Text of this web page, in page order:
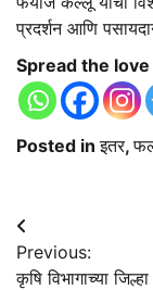
प्रदर्शन आणि
Spread the love
Posted inइतर,
Post
navigation
Previous:
कृषि विभागाच्या